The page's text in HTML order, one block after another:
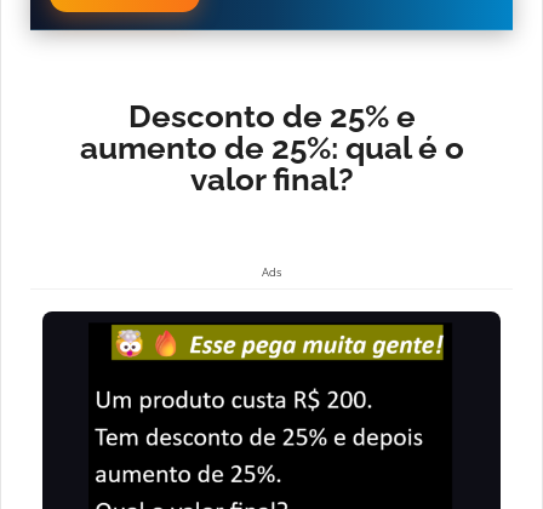
Desconto de 25% e
aumento de 25%: qual é o
valor final?
Ads